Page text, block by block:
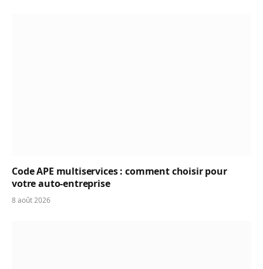
Code APE multiservices : comment choisir pour
votre auto-entreprise
8 août 2026